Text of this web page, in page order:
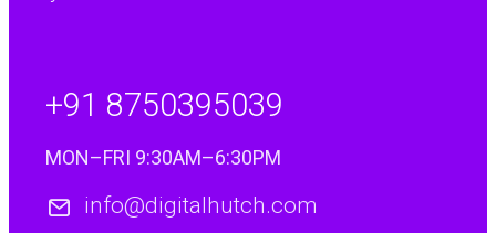
payment methods for hassle-free
Zealand have…
+91 8750395039
MON–FRI 9:30AM–6:30PM
info@digitalhutch.com